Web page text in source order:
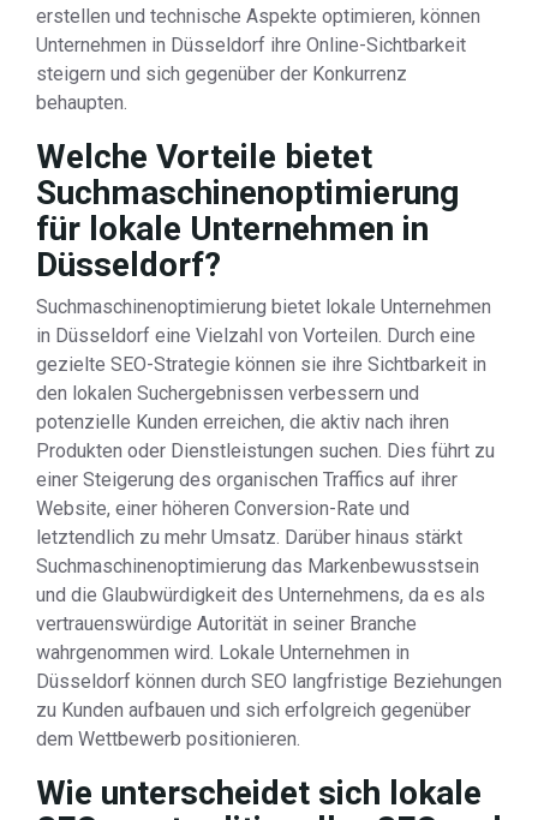
erstellen und technische Aspekte optimieren, können
Unternehmen in Düsseldorf ihre Online-Sichtbarkeit
steigern und sich gegenüber der Konkurrenz
behaupten.
Welche Vorteile bietet
Suchmaschinenoptimierung
für lokale Unternehmen in
Düsseldorf?
Suchmaschinenoptimierung bietet lokale Unternehmen
in Düsseldorf eine Vielzahl von Vorteilen. Durch eine
gezielte SEO-Strategie können sie ihre Sichtbarkeit in
den lokalen Suchergebnissen verbessern und
potenzielle Kunden erreichen, die aktiv nach ihren
Produkten oder Dienstleistungen suchen. Dies führt zu
einer Steigerung des organischen Traffics auf ihrer
Website, einer höheren Conversion-Rate und
letztendlich zu mehr Umsatz. Darüber hinaus stärkt
Suchmaschinenoptimierung das Markenbewusstsein
und die Glaubwürdigkeit des Unternehmens, da es als
vertrauenswürdige Autorität in seiner Branche
wahrgenommen wird. Lokale Unternehmen in
Düsseldorf können durch SEO langfristige Beziehungen
zu Kunden aufbauen und sich erfolgreich gegenüber
dem Wettbewerb positionieren.
Wie unterscheidet sich lokale